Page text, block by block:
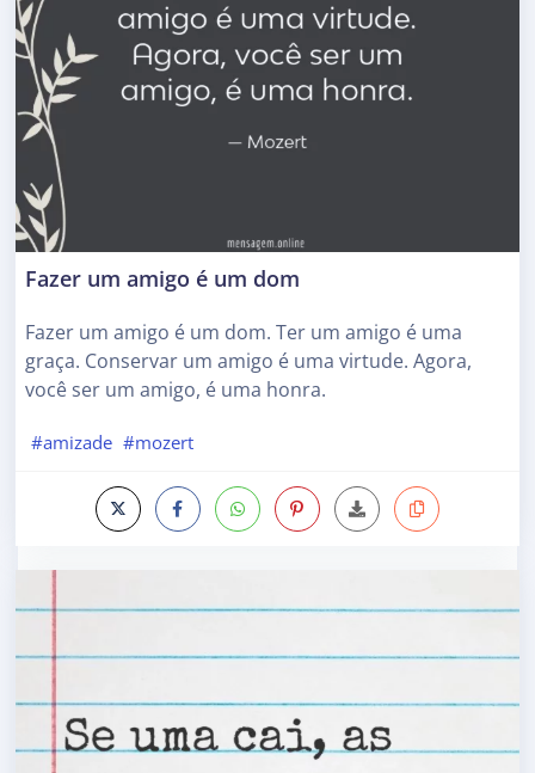
Fazer um amigo é um dom
Fazer um amigo é um dom. Ter um amigo é uma
graça. Conservar um amigo é uma virtude. Agora,
você ser um amigo, é uma honra.
#amizade #mozert